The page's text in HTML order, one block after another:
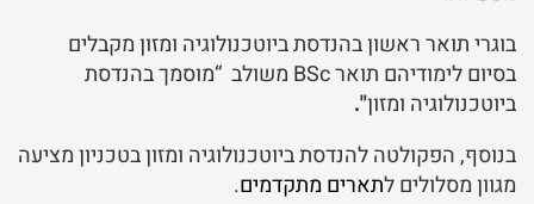
בוגרי תואר ראשון בהנדסת ביוטכנולוגיה ומזון מקבלים
בסיום לימודיהם תואר BSc משולב “מוסמך בהנדסת
ביוטכנולוגיה ומזון".
בנוסף, הפקולטה להנדסת ביוטכנולוגיה ומזון בטכניון מציעה
מגוון מסלולים לתארים מתקדמים.